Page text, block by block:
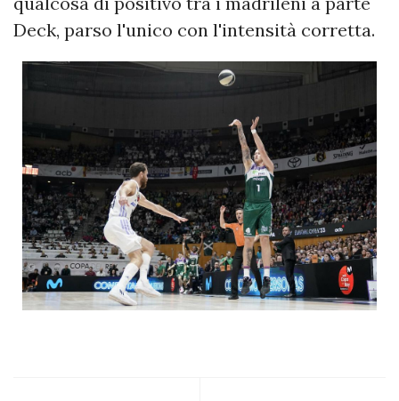
Deck, parso l'unico con l'intensità corretta.